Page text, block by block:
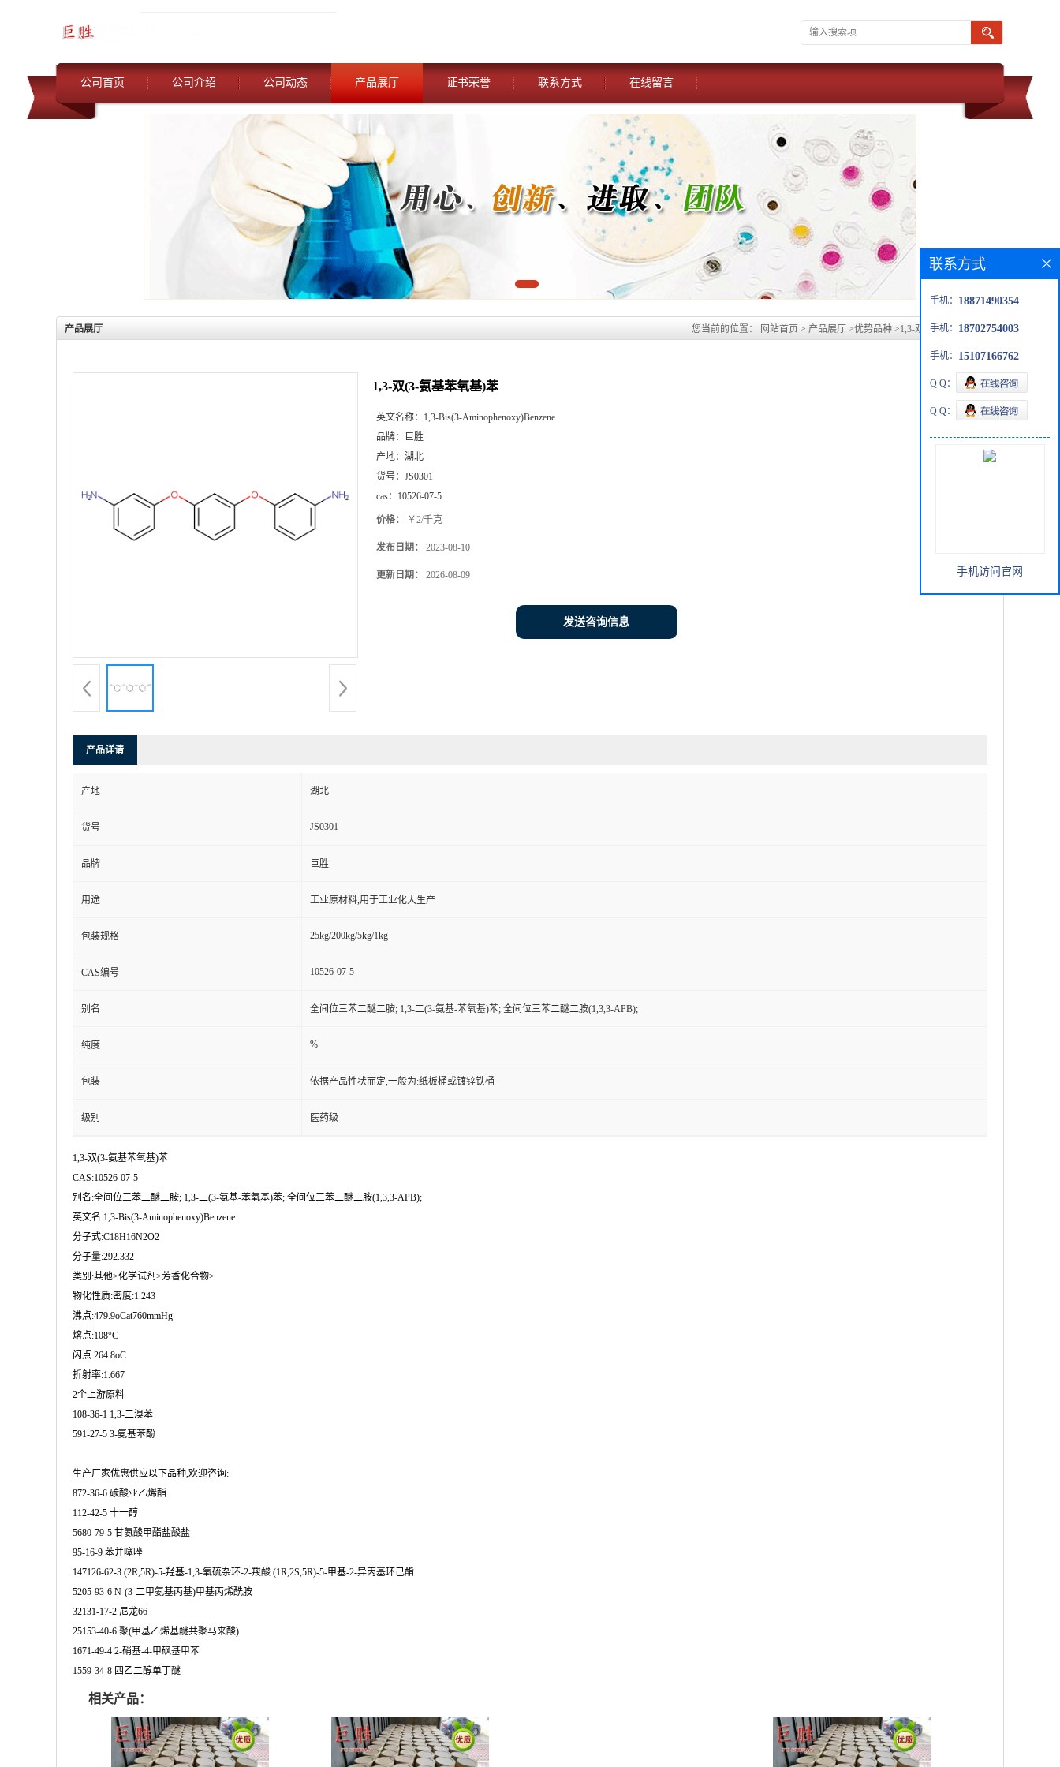
公司首页 公司介绍 公司动态 产品展厅 证书荣誉 联系方式 在线留言
产品展厅 您当前的位置： 网站首页 > 产品展厅 >优势品种 >1,3-双(3-氨基苯氧基)苯
1,3-双(3-氨基苯氧基)苯
英文名称： 1,3-Bis(3-Aminophenoxy)Benzene
品牌：
巨胜
产地： 湖北
货号： JS0301
cas： 10526-07-5
价格： ￥2/千克
发布日期： 2023-08-10
更新日期： 2026-08-09
发送咨询信息
产品详请
产地 湖北
货号 JS0301
品牌 巨胜
用途 工业原材料,用于工业化大生产
包装规格 25kg/200kg/5kg/1kg
CAS编号 10526-07-5
别名 全间位三苯二醚二胺; 1,3-二(3-氨基-苯氧基)苯; 全间位三苯二醚二胺(1,3,3-APB);
纯度 %
包装 依据产品性状而定,一般为:纸板桶或镀锌铁桶
级别 医药级
1,3-双(3-氨基苯氧基)苯
CAS:10526-07-5
别名:全间位三苯二醚二胺; 1,3-二(3-氨基-苯氧基)苯; 全间位三苯二醚二胺(1,3,3-APB);
英文名:1,3-Bis(3-Aminophenoxy)Benzene
分子式:C18H16N2O2
分子量:292.332
类别:其他>化学试剂>芳香化合物>
物化性质:密度:1.243
沸点:479.9oCat760mmHg
熔点:108°C
闪点:264.8oC
折射率:1.667
2个上游原料
108-36-1 1,3-二溴苯
591-27-5 3-氨基苯酚
生产厂家优惠供应以下品种,欢迎咨询:
872-36-6 碳酸亚乙烯酯
112-42-5 十一醇
5680-79-5 甘氨酸甲酯盐酸盐
95-16-9 苯并噻唑
147126-62-3 (2R,5R)-5-羟基-1,3-氧硫杂环-2-羧酸 (1R,2S,5R)-5-甲基-2-异丙基环己酯
5205-93-6 N-(3-二甲氨基丙基)甲基丙烯酰胺
32131-17-2 尼龙66
25153-40-6 聚(甲基乙烯基醚共聚马来酸)
1671-49-4 2-硝基-4-甲砜基甲苯
1559-34-8 四乙二醇单丁醚
相关产品：
联系方式
手机： 18871490354
手机： 18702754003
手机： 15107166762
Q Q：
Q Q：
手机访问官网